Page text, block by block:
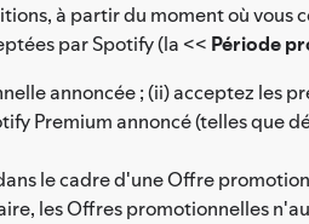
à partir du moment où vous
par Spotify (la << Période
annoncée ; (ii) acceptez les
Premium annoncé (telles que
le cadre d'une Offre
les Offres promotionnelles